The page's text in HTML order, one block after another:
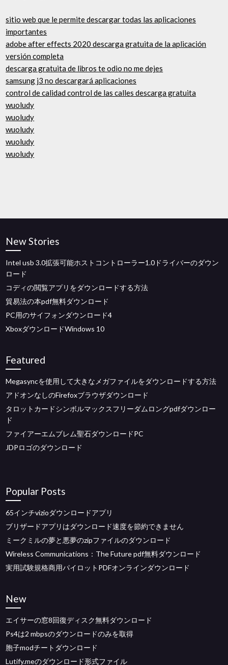
sitio web que le permite descargar todas las aplicaciones
importantes
adobe after effects 2020 descarga gratuita de la aplicación
versión completa
descarga gratuita de libros te odio no me dejes
samsung j3 no descargará aplicaciones
control de calidad control de las calles descarga gratuita
wuoludy
wuoludy
wuoludy
wuoludy
wuoludy
New Stories
Intel usb 3.0拡張可能ホストコントローラー1.0ドライバーのダウン
ロード
コディの閲覧アプリをダウンロードする方法
貿易法の本pdf無料ダウンロード
PC用のサイフォンダウンロード4
XboxダウンロードWindows 10
Featured
Megasyncを使用して大きなメガファイルをダウンロードする方法
アドオンなしのFirefoxブラウザダウンロード
タロットカードシンボルマックスフリーダムロングpdfダウンロー
ド
ファイアーエムブレム聖石ダウンロードPC
JDPロゴのダウンロード
Popular Posts
65インチvizioダウンロードアプリ
ブリザードアプリはダウンロード速度を節約できません
ミークミルの夢と悪夢のzipファイルのダウンロード
Wireless Communications：The Future pdf無料ダウンロード
実用試験規格商用パイロットPDFオンラインダウンロード
New
エイサーの窓8回復ディスク無料ダウンロード
Ps4は2 mbpsのダウンロードのみを取得
胞子modチートダウンロード
Lutify.meのダウンロード形式ファイル